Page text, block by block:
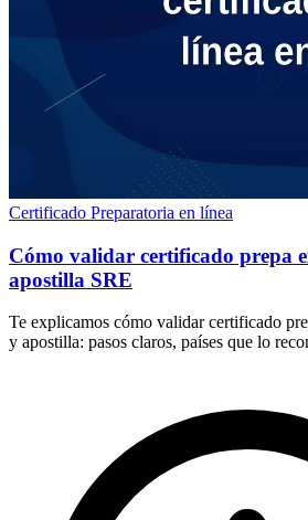
Certificado Preparatoria en línea
Cómo validar certificado prepa
apostilla SRE
Te explicamos cómo validar certificado
y apostilla: pasos claros, países que lo